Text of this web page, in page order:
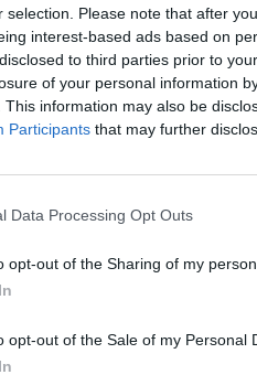
selection. Please note that after
interest-based ads based on
to third parties prior to
of your personal information
This information may also be
Participants that may further
Data Processing Opt Outs
opt-out of the Sharing of my
opt-out of the Sale of my Personal
ένας διεθνής ηγέτης στον
από εξειδικευμένο υλικό
προδιαγραφές
και κέντρων δεξιοτήτων